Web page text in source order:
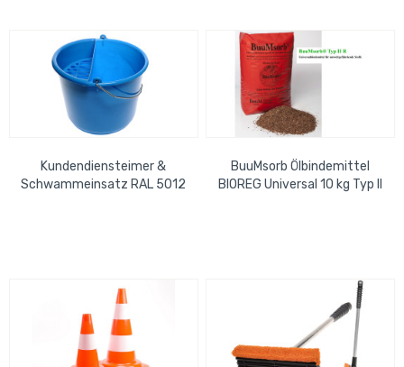
Kundendiensteimer &
Schwammeinsatz RAL 5012
BuuMsorb Ölbindemittel
BIOREG Universal 10 kg Typ II